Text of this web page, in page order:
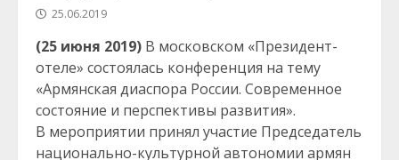
25.06.2019
(25 июня 2019) В московском «Президент-
отеле» состоялась конференция на тему
«Армянская диаспора России. Современное
состояние и перспективы развития».
В мероприятии принял участие Председатель
национально-культурной автономии армян